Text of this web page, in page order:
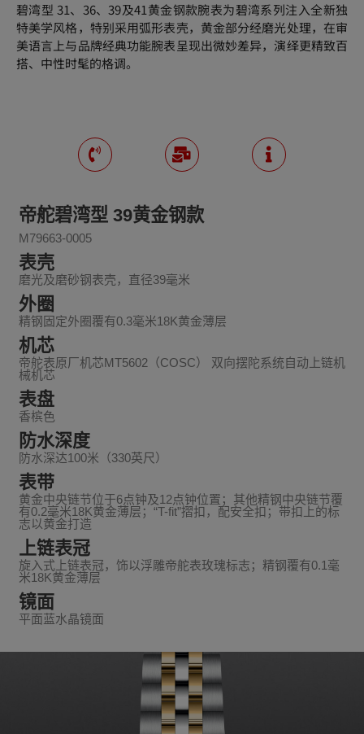
碧湾型 31、36、39及41黄金钢款腕表为碧湾系列注入全新独
特美学风格，特别采用弧形表壳，黄金部分经磨光处理，在审
美语言上与品牌经典功能腕表呈现出微妙差异，演绎更精致百
搭、中性时髦的格调。
帝舵碧湾型 39黄金钢款
M79663-0005
表壳
磨光及磨砂钢表壳，直径39毫米
外圈
精钢固定外圈覆有0.3毫米18K黄金薄层
机芯
帝舵表原厂机芯MT5602（COSC） 双向摆陀系统自动上链机
械机芯
表盘
香槟色
防水深度
防水深达100米（330英尺）
表带
黄金中央链节位于6点钟及12点钟位置；其他精钢中央链节覆
有0.2毫米18K黄金薄层；“T-fit”摺扣，配安全扣；带扣上的标
志以黄金打造
上链表冠
旋入式上链表冠，饰以浮雕帝舵表玫瑰标志；精钢覆有0.1毫
米18K黄金薄层
镜面
平面蓝水晶镜面